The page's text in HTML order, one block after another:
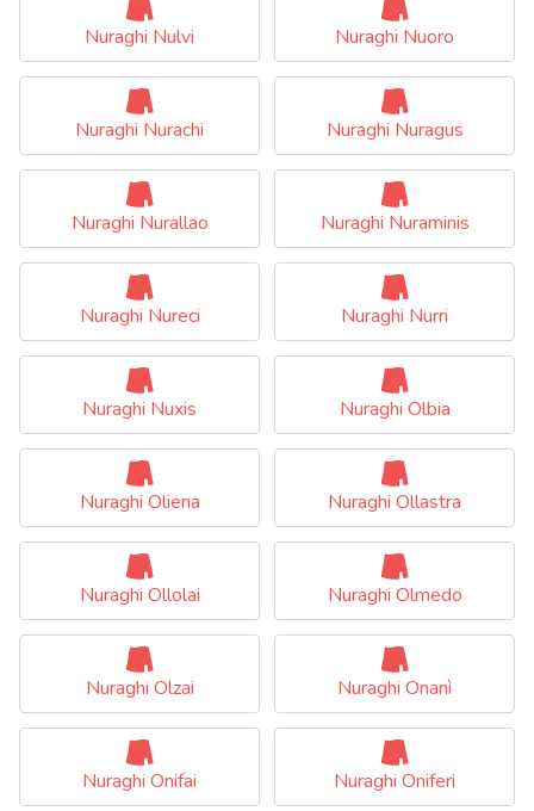
Nuraghi Nulvi Nuraghi Nuoro
Nuraghi Nurachi Nuraghi Nuragus
Nuraghi Nurallao Nuraghi Nuraminis
Nuraghi Nureci Nuraghi Nurri
Nuraghi Nuxis Nuraghi Olbia
Nuraghi Oliena Nuraghi Ollastra
Nuraghi Ollolai Nuraghi Olmedo
Nuraghi Olzai Nuraghi Onanì
Nuraghi Onifai Nuraghi Oniferi